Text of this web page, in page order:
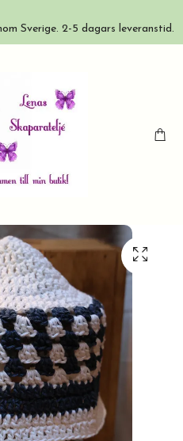
Sverige. 2-5 dagars leveranstid.